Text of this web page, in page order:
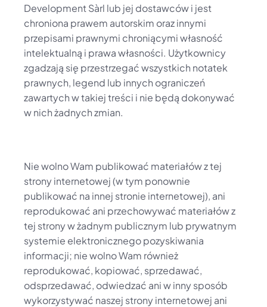
Development Sàrl lub jej dostawców i jest
chroniona prawem autorskim oraz innymi
przepisami prawnymi chroniącymi własność
intelektualną i prawa własności. Użytkownicy
zgadzają się przestrzegać wszystkich notatek
prawnych, legend lub innych ograniczeń
zawartych w takiej treści i nie będą dokonywać
w nich żadnych zmian.
Nie wolno Wam publikować materiałów z tej
strony internetowej (w tym ponownie
publikować na innej stronie internetowej), ani
reprodukować ani przechowywać materiałów z
tej strony w żadnym publicznym lub prywatnym
systemie elektronicznego pozyskiwania
informacji; nie wolno Wam również
reprodukować, kopiować, sprzedawać,
odsprzedawać, odwiedzać ani w inny sposób
wykorzystywać naszej strony internetowej ani